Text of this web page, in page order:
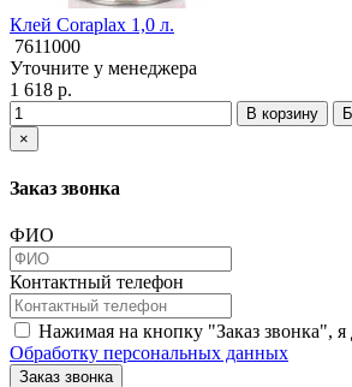
Клей Coraplax 1,0 л.
7611000
Уточните у менеджера
1 618 р.
В корзину
×
Заказ звонка
ФИО
Контактный телефон
Нажимая на кнопку "Заказ звонка", я
Обработку персональных данных
Заказ звонка